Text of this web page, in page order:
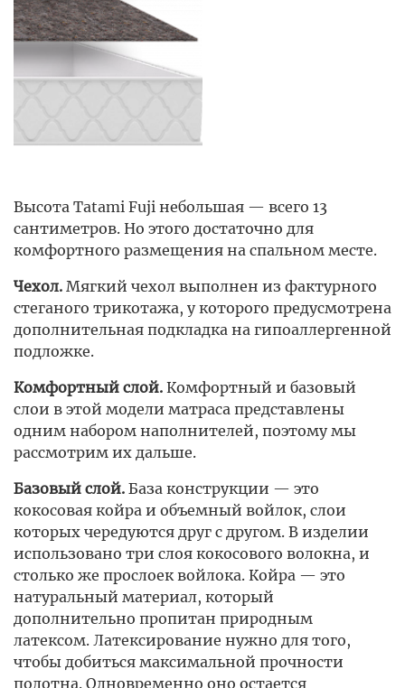
Высота Tatami Fuji небольшая — всего 13
сантиметров. Но этого достаточно для
комфортного размещения на спальном месте.
Чехол. Мягкий чехол выполнен из фактурного
стеганого трикотажа, у которого предусмотрена
дополнительная подкладка на гипоаллергенной
подложке.
Комфортный слой. Комфортный и базовый
слои в этой модели матраса представлены
одним набором наполнителей, поэтому мы
рассмотрим их дальше.
Базовый слой. База конструкции — это
кокосовая койра и объемный войлок, слои
которых чередуются друг с другом. В изделии
использовано три слоя кокосового волокна, и
столько же прослоек войлока. Койра — это
натуральный материал, который
дополнительно пропитан природным
латексом. Латексирование нужно для того,
чтобы добиться максимальной прочности
полотна. Одновременно оно остается